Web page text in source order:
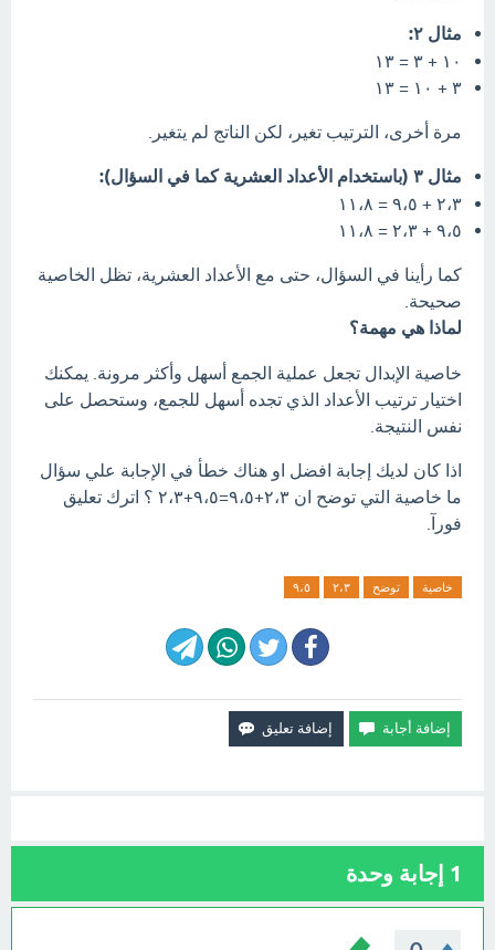
مثال ٢:
١٠ + ٣ = ١٣
٣ + ١٠ = ١٣
مرة أخرى، الترتيب تغير، لكن الناتج لم يتغير.
مثال ٣ (باستخدام الأعداد العشرية كما في السؤال):
٢،٣ + ٩،٥ = ١١،٨
٩،٥ + ٢،٣ = ١١،٨
كما رأينا في السؤال، حتى مع الأعداد العشرية، تظل الخاصية
صحيحة.
لماذا هي مهمة؟
خاصية الإبدال تجعل عملية الجمع أسهل وأكثر مرونة. يمكنك
اختيار ترتيب الأعداد الذي تجده أسهل للجمع، وستحصل على
نفس النتيجة.
اذا كان لديك إجابة افضل او هناك خطأ في الإجابة علي سؤال
ما خاصية التي توضح ان ٢،٣+٩،٥=٩،٥+٢،٣ ؟ اترك تعليق
فورآ.
خاصية توضح ٢،٣ ٩،٥
1 إجابة وحدة